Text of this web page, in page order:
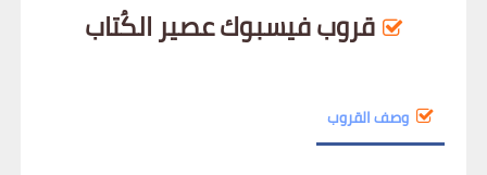
قروب فيسبوك عصير الكُتاب
وصف القروب